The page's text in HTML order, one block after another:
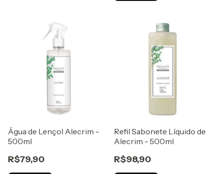
Água de Lençol Alecrim -
500ml
R$79,90
Refil Sabonete Líquido de
Alecrim - 500ml
R$98,90